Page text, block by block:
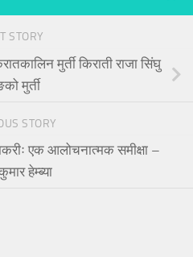
STORY
मुर्ती किराती राजा सिंघु
मुर्ती
STORY
एक आलोचनात्मक समीक्षा –
हेम्ब्या